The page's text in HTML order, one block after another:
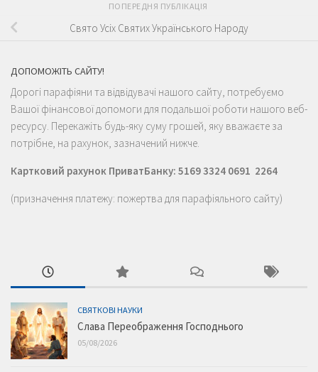
ПОПЕРЕДНЯ ПУБЛІКАЦІЯ
Свято Усіх Святих Українського Народу
ДОПОМОЖІТЬ САЙТУ!
Дорогі парафіяни та відвідувачі нашого сайту, потребуємо
Вашої фінансової допомоги для подальшої роботи нашого веб-
ресурсу. Перекажіть будь-яку суму грошей, яку вважаєте за
потрібне, на рахунок, зазначений нижче.
Картковий рахунок ПриватБанку: 5169 3324 0691 2264
(призначення платежу: пожертва для парафіяльного сайту)
СВЯТКОВІ НАУКИ
Слава Переображення Господнього
05/08/2026